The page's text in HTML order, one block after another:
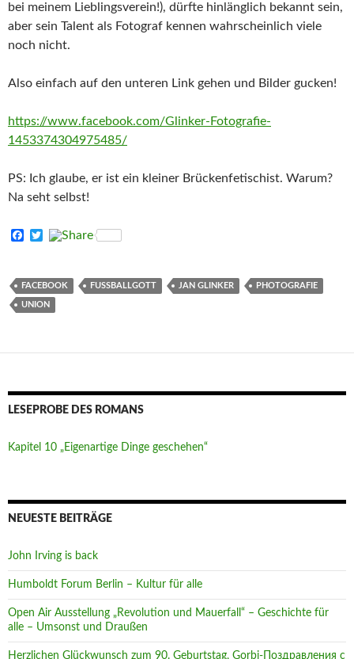
bei meinem Lieblingsverein!), dürfte hinlänglich bekannt sein,
aber sein Talent als Fotograf kennen wahrscheinlich viele
noch nicht.
Also einfach auf den unteren Link gehen und Bilder gucken!
https://www.facebook.com/Glinker-Fotografie-
1453374304975485/
PS: Ich glaube, er ist ein kleiner Brückenfetischist. Warum?
Na seht selbst!
F
b
o
o
t
e
r
FACEBOOK FUSSBALLGOTT JAN GLINKER PHOTOGRAFIE
UNION
LESEPROBE DES ROMANS
Kapitel 10 „Eigenartige Dinge geschehen“
NEUESTE BEITRÄGE
John Irving is back
Humboldt Forum Berlin – Kultur für alle
Open Air Ausstellung „Revolution und Mauerfall“ – Geschichte für
alle – Umsonst und Draußen
Herzlichen Glückwunsch zum 90. Geburtstag, Gorbi-Поздравления с